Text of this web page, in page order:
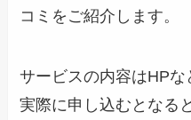
コミをご紹介します。
サービスの内容はHPな
実際に申し込むとなる